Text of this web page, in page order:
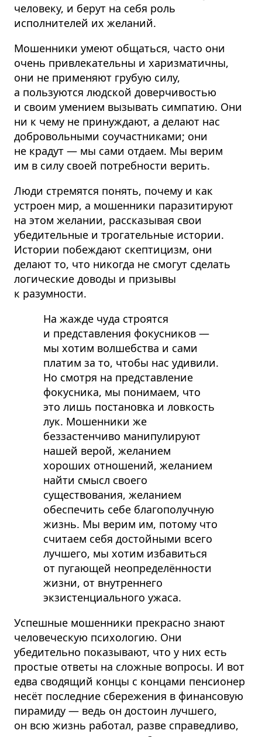
человеку, и берут на себя роль
исполнителей их желаний.
Мошенники умеют общаться, часто они
очень привлекательны и харизматичны,
они не применяют грубую силу,
а пользуются людской доверчивостью
и своим умением вызывать симпатию. Они
ни к чему не принуждают, а делают нас
добровольными соучастниками; они
не крадут — мы сами отдаем. Мы верим
им в силу своей потребности верить.
Люди стремятся понять, почему и как
устроен мир, а мошенники паразитируют
на этом желании, рассказывая свои
убедительные и трогательные истории.
Истории побеждают скептицизм, они
делают то, что никогда не смогут сделать
логические доводы и призывы
к разумности.
На жажде чуда строятся
и представления фокусников —
мы хотим волшебства и сами
платим за то, чтобы нас удивили.
Но смотря на представление
фокусника, мы понимаем, что
это лишь постановка и ловкость
лук. Мошенники же
беззастенчиво манипулируют
нашей верой, желанием
хороших отношений, желанием
найти смысл своего
существования, желанием
обеспечить себе благополучную
жизнь. Мы верим им, потому что
считаем себя достойными всего
лучшего, мы хотим избавиться
от пугающей неопределённости
жизни, от внутреннего
экзистенциального ужаса.
Успешные мошенники прекрасно знают
человеческую психологию. Они
убедительно показывают, что у них есть
простые ответы на сложные вопросы. И вот
едва сводящий концы с концами пенсионер
несёт последние сбережения в финансовую
пирамиду — ведь он достоин лучшего,
он всю жизнь работал, разве справедливо,